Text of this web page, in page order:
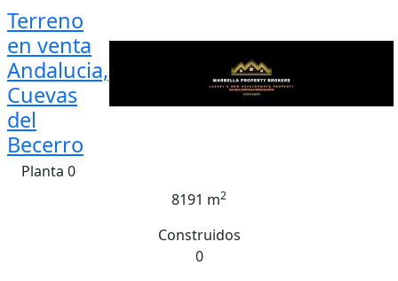
Terreno
en venta
Andalucia,
Cuevas
del
Becerro
Planta 0
8191 m2
Construidos
0